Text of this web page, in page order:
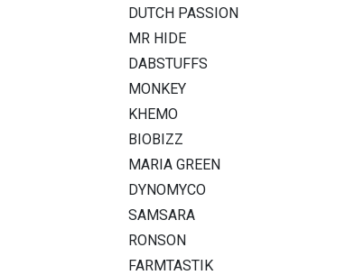
DUTCH PASSION
MR HIDE
DABSTUFFS
MONKEY
KHEMO
BIOBIZZ
MARIA GREEN
DYNOMYCO
SAMSARA
RONSON
FARMTASTIK